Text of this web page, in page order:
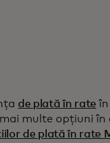
de plată în rate în
multe opțiuni în
de plată în rate